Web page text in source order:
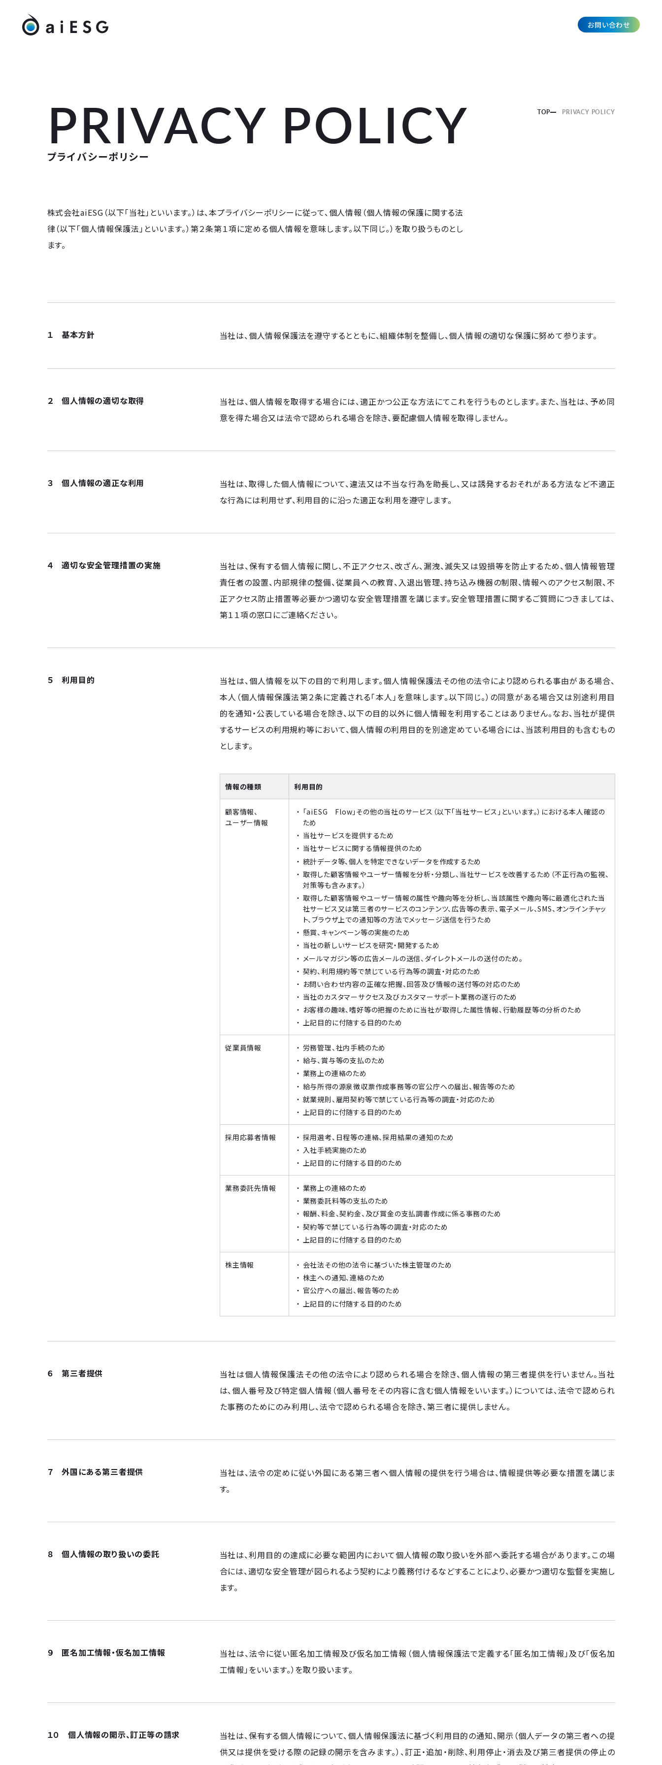
お問い合わせ
PRIVACY POLICY
プライバシーポリシー
TOP PRIVACY POLICY
株式会社aiESG（以下「当社」といいます。）は、本プライバシーポリシーに従って、個人情報（個人情報の保護に関する法
律（以下「個人情報保護法」といいます。）第２条第１項に定める個人情報を意味します。以下同じ。）を取り扱うものとし
ます。
１ 基本方針 当社は、個人情報保護法を遵守するとともに、組織体制を整備し、個人情報の適切な保護に努めて参ります。
２ 個人情報の適切な取得
当社は、個人情報を取得する場合には、適正かつ公正な方法にてこれを行うものとします。また、当社は、予め同
意を得た場合又は法令で認められる場合を除き、要配慮個人情報を取得しません。
３ 個人情報の適正な利用
当社は、取得した個人情報について、違法又は不当な行為を助長し、又は誘発するおそれがある方法など不適正
な行為には利用せず、利用目的に沿った適正な利用を遵守します。
４ 適切な安全管理措置の実施
当社は、保有する個人情報に関し、不正アクセス、改ざん、漏洩、滅失又は毀損等を防止するため、個人情報管理
責任者の設置、内部規律の整備、従業員への教育、入退出管理、持ち込み機器の制限、情報へのアクセス制限、不
正アクセス防止措置等必要かつ適切な安全管理措置を講じます。安全管理措置に関するご質問につきましては、
第１１項の窓口にご連絡ください。
５ 利用目的
当社は、個人情報を以下の目的で利用します。個人情報保護法その他の法令により認められる事由がある場合、
本人（個人情報保護法第２条に定義される「本人」を意味します。以下同じ。）の同意がある場合又は別途利用目
的を通知・公表している場合を除き、以下の目的以外に個人情報を利用することはありません。なお、当社が提供
するサービスの利用規約等において、個人情報の利用目的を別途定めている場合には、当該利用目的も含むもの
とします。
情報の種類 利用目的
顧客情報、
ユーザー情報
「aiESG Flow」その他の当社のサービス（以下「当社サービス」といいます。）における本人確認の
ため
当社サービスを提供するため
当社サービスに関する情報提供のため
統計データ等、個人を特定できないデータを作成するため
取得した顧客情報やユーザー情報を分析・分類し、当社サービスを改善するため（不正行為の監視、
対策等も含みます。）
取得した顧客情報やユーザー情報の属性や趣向等を分析し、当該属性や趣向等に最適化された当
社サービス又は第三者のサービスのコンテンツ、広告等の表示、電子メール、SMS、オンラインチャッ
ト、ブラウザ上での通知等の方法でメッセージ送信を行うため
懸賞、キャンペーン等の実施のため
当社の新しいサービスを研究・開発するため
メールマガジン等の広告メールの送信、ダイレクトメールの送付のため。
契約、利用規約等で禁じている行為等の調査・対応のため
お問い合わせ内容の正確な把握、回答及び情報の送付等の対応のため
当社のカスタマーサクセス及びカスタマーサポート業務の遂行のため
お客様の趣味、嗜好等の把握のために当社が取得した属性情報、行動履歴等の分析のため
上記目的に付随する目的のため
従業員情報
労務管理、社内手続のため
給与、賞与等の支払のため
業務上の連絡のため
給与所得の源泉徴収票作成事務等の官公庁への届出、報告等のため
就業規則、雇用契約等で禁じている行為等の調査・対応のため
上記目的に付随する目的のため
採用応募者情報
採用選考、日程等の連絡、採用結果の通知のため
入社手続実施のため
上記目的に付随する目的のため
業務委託先情報
業務上の連絡のため
業務委託料等の支払のため
報酬、料金、契約金、及び賞金の支払調書作成に係る事務のため
契約等で禁じている行為等の調査・対応のため
上記目的に付随する目的のため
株主情報
会社法その他の法令に基づいた株主管理のため
株主への通知、連絡のため
官公庁への届出、報告等のため
上記目的に付随する目的のため
６ 第三者提供
当社は個人情報保護法その他の法令により認められる場合を除き、個人情報の第三者提供を行いません。当社
は、個人番号及び特定個人情報（個人番号をその内容に含む個人情報をいいます。）については、法令で認められ
た事務のためにのみ利用し、法令で認められる場合を除き、第三者に提供しません。
７ 外国にある第三者提供
当社は、法令の定めに従い外国にある第三者へ個人情報の提供を行う場合は、情報提供等必要な措置を講じま
す。
８ 個人情報の取り扱いの委託
当社は、利用目的の達成に必要な範囲内において個人情報の取り扱いを外部へ委託する場合があります。この場
合には、適切な安全管理が図られるよう契約により義務付けるなどすることにより、必要かつ適切な監督を実施し
ます。
９ 匿名加工情報・仮名加工情報
当社は、法令に従い匿名加工情報及び仮名加工情報（個人情報保護法で定義する「匿名加工情報」及び「仮名加
工情報」をいいます。）を取り扱います。
１０ 個人情報の開示、訂正等の請求
当社は、保有する個人情報について、個人情報保護法に基づく利用目的の通知、開示（個人データの第三者への提
供又は提供を受ける際の記録の開示を含みます。）、訂正・追加・削除、利用停止・消去及び第三者提供の停止の